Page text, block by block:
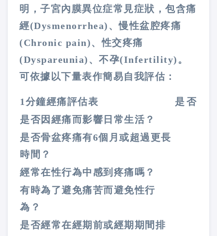
明，子宮內膜異位症常見症狀，包含痛
經(Dysmenorrhea)、慢性盆腔疼痛
(Chronic pain)、性交疼痛
(Dyspareunia)、不孕(Infertility)。
可依據以下量表作簡易自我評估：
1分鐘經痛評估表 是 否
是否因經痛而影響日常生活？
是否骨盆疼痛有6個月或超過更長
時間？
經常在性行為中感到疼痛嗎？
有時為了避免痛苦而避免性行
為？
是否經常在經期前或經期期間排